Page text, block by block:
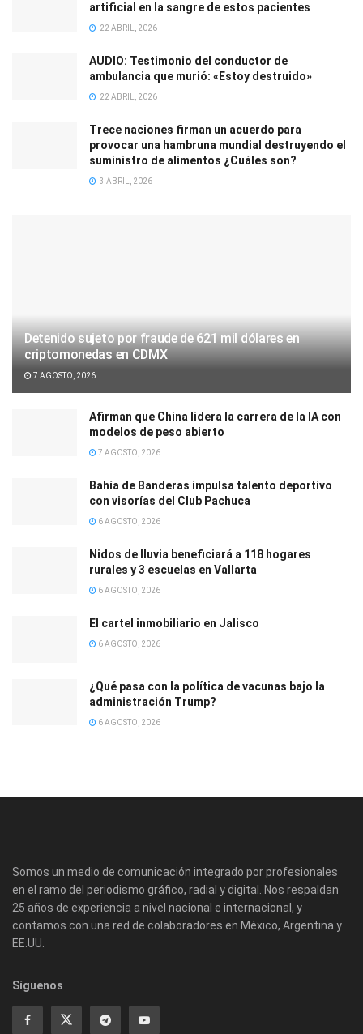
artificial en la sangre de estos pacientes
22 ABRIL, 2026
AUDIO: Testimonio del conductor de
ambulancia que murió: «Estoy destruido»
22 ABRIL, 2026
Trece naciones firman un acuerdo para
provocar una hambruna mundial destruyendo el
suministro de alimentos ¿Cuáles son?
3 ABRIL, 2026
Detenido sujeto por fraude de 621 mil dólares en
criptomonedas en CDMX
7 AGOSTO, 2026
Afirman que China lidera la carrera de la IA con
modelos de peso abierto
7 AGOSTO, 2026
Bahía de Banderas impulsa talento deportivo
con visorías del Club Pachuca
6 AGOSTO, 2026
Nidos de lluvia beneficiará a 118 hogares
rurales y 3 escuelas en Vallarta
6 AGOSTO, 2026
El cartel inmobiliario en Jalisco
6 AGOSTO, 2026
¿Qué pasa con la política de vacunas bajo la
administración Trump?
6 AGOSTO, 2026
Somos un medio de comunicación integrado por profesionales
en el ramo del periodismo gráfico, radial y digital. Nos respaldan
25 años de experiencia a nivel nacional e internacional, y
contamos con una red de colaboradores en México, Argentina y
EE.UU.
Síguenos